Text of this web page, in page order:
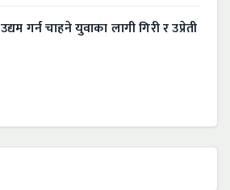
उद्यम गर्न चाहने युवाका लागी गिरी र उप्रेती